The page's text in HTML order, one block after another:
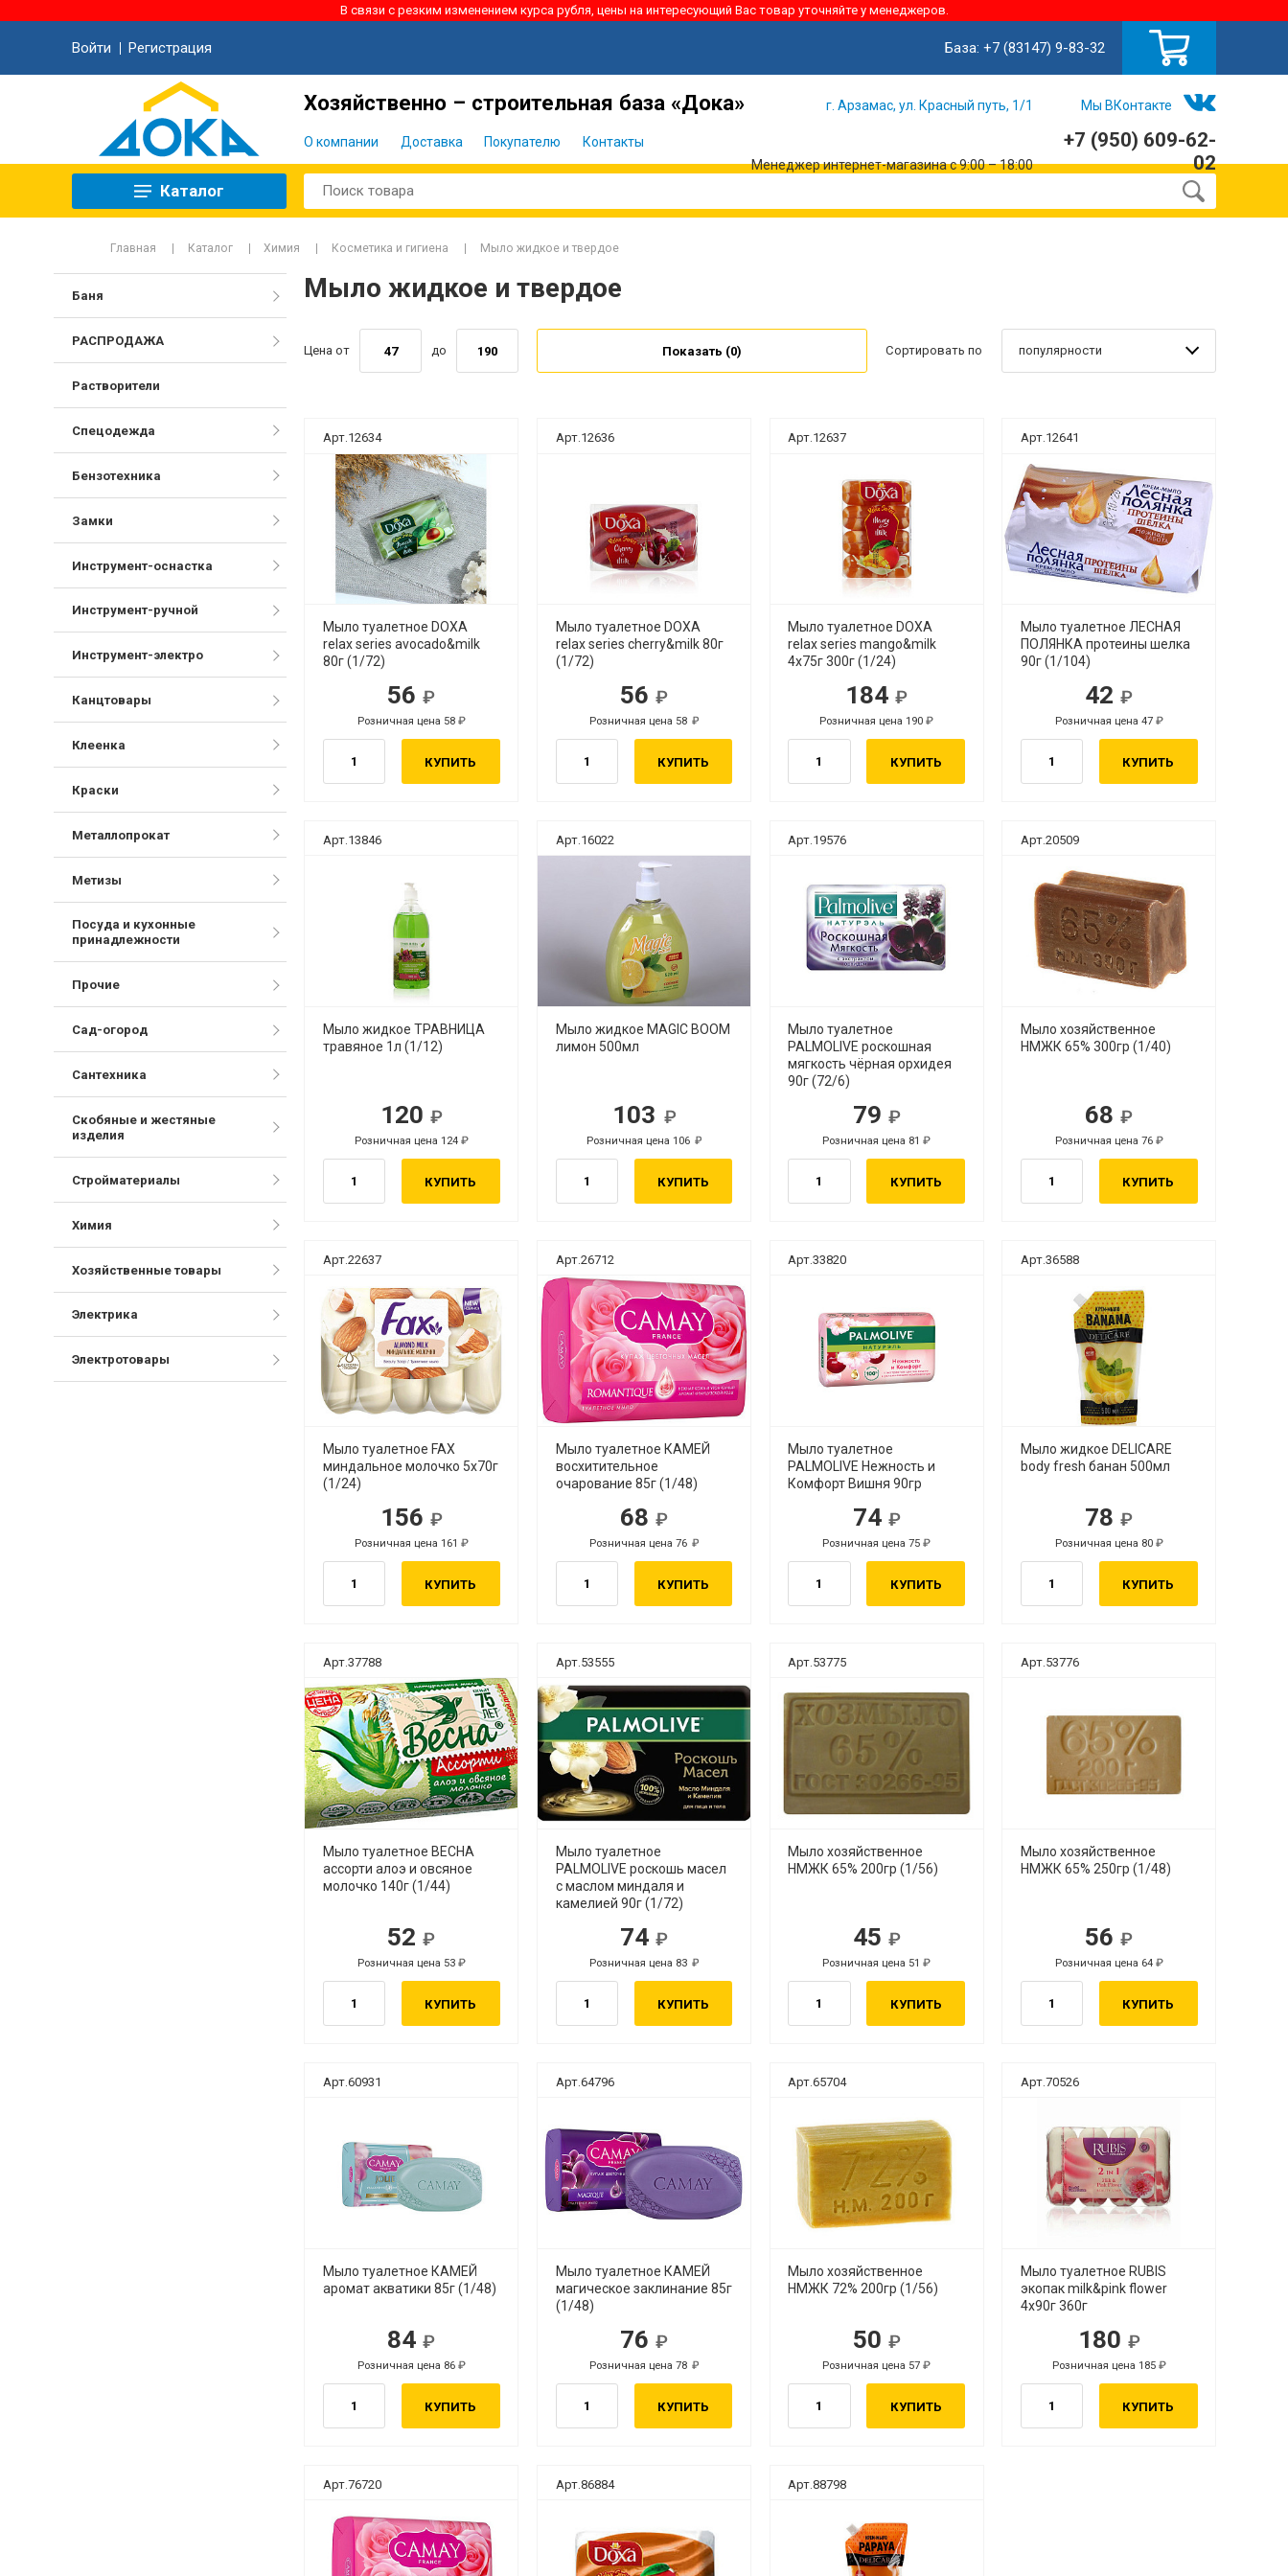
В связи с резким изменением курса рубля, цены на интересующий Вас товар уточняйте у менеджеров.
Войти Регистрация База: +7 (83147) 9-83-32
Хозяйственно – строительная база «Дока»
О компании Доставка Покупателю Контакты
г. Арзамас, ул. Красный путь, 1/1 Мы ВКонтакте
Менеджер интернет-магазина с 9:00 – 18:00
+7 (950) 609-62-
02
Каталог
Главная Каталог Химия Косметика и гигиена Мыло жидкое и твердое
Мыло жидкое и твердое
Цена от до Показать (0) Сортировать по популярности
Арт.12634
Мыло туалетное DOXA
relax series avocado&milk
80г (1/72)
56
Розничная цена 58
КУПИТЬ
Арт.12636
Мыло туалетное DOXA
relax series cherry&milk 80г
(1/72)
56
Розничная цена 58
руб.
КУПИТЬ
Арт.12637
Мыло туалетное DOXA
relax series mango&milk
4х75г 300г (1/24)
184
руб.
Розничная цена 190
руб.
КУПИТЬ
Арт.12641
Мыло туалетное ЛЕСНАЯ
ПОЛЯНКА протеины шелка
90г (1/104)
42
руб.
Розничная цена 47
руб.
КУПИТЬ
Арт.13846
Мыло жидкое ТРАВНИЦА
травяное 1л (1/12)
120
Розничная цена 124
КУПИТЬ
Арт.16022
Мыло жидкое MAGIC BOOM
лимон 500мл
103
руб.
Розничная цена 106
КУПИТЬ
Арт.19576
Мыло туалетное
PALMOLIVE роскошная
мягкость чёрная орхидея
90г (72/6)
79
руб.
Розничная цена 81
руб.
КУПИТЬ
Арт.20509
Мыло хозяйственное
НМЖК 65% 300гр (1/40)
68
руб.
Розничная цена 76
руб.
КУПИТЬ
Арт.22637
Мыло туалетное FAX
миндальное молочко 5х70г
(1/24)
156
Розничная цена 161
КУПИТЬ
Арт.26712
Мыло туалетное КАМЕЙ
восхитительное
очарование 85г (1/48)
68
Розничная цена 76
КУПИТЬ
Арт.33820
Мыло туалетное
PALMOLIVE Нежность и
Комфорт Вишня 90гр
74
руб.
Розничная цена 75
руб.
КУПИТЬ
Арт.36588
Мыло жидкое DELICARE
body fresh банан 500мл
78
руб.
Розничная цена 80
руб.
КУПИТЬ
Арт.37788
Мыло туалетное ВЕСНА
ассорти алоэ и овсяное
молочко 140г (1/44)
52
Розничная цена 53
КУПИТЬ
Арт.53555
Мыло туалетное
PALMOLIVE роскошь масел
с маслом миндаля и
камелией 90г (1/72)
74
Розничная цена 83
КУПИТЬ
Арт.53775
Мыло хозяйственное
НМЖК 65% 200гр (1/56)
45
руб.
Розничная цена 51
руб.
КУПИТЬ
Арт.53776
Мыло хозяйственное
НМЖК 65% 250гр (1/48)
56
руб.
Розничная цена 64
руб.
КУПИТЬ
Арт.60931
Мыло туалетное КАМЕЙ
аромат акватики 85г (1/48)
84
Розничная цена 86
КУПИТЬ
Арт.64796
Мыло туалетное КАМЕЙ
магическое заклинание 85г
(1/48)
76
Розничная цена 78
КУПИТЬ
Арт.65704
Мыло хозяйственное
НМЖК 72% 200гр (1/56)
50
руб.
Розничная цена 57
руб.
КУПИТЬ
Арт.70526
Мыло туалетное RUBIS
экопак milk&pink flower
4х90г 360г
180
руб.
Розничная цена 185
руб.
КУПИТЬ
Арт.76720 Арт.86884 Арт.88798
Баня
РАСПРОДАЖА
Растворители
Спецодежда
Бензотехника
Замки
Инструмент-оснастка
Инструмент-ручной
Инструмент-электро
Канцтовары
Клеенка
Краски
Металлопрокат
Метизы
Посуда и кухонные
принадлежности
Прочие
Сад-огород
Сантехника
Скобяные и жестяные
изделия
Стройматериалы
Химия
Хозяйственные товары
Электрика
Электротовары